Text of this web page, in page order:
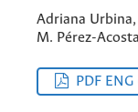
Adriana
M. Pérez-Acosta
PDF